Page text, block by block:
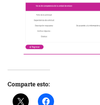
Comparte esto: